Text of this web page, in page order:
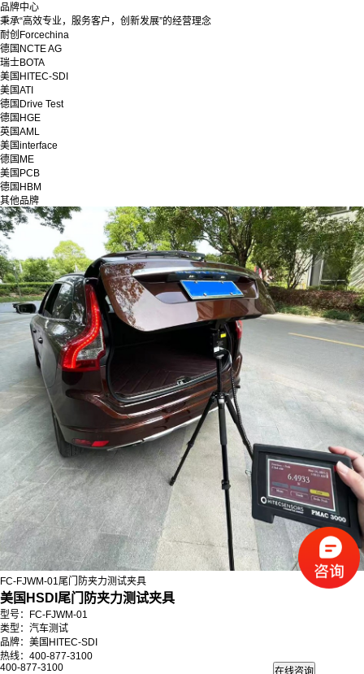
品牌中心
秉承“高效专业，服务客户，创新发展”的经营理念
耐创Forcechina
德国NCTE AG
瑞士BOTA
美国HITEC-SDI
美国ATI
德国Drive Test
德国HGE
英国AML
美国interface
德国ME
美国PCB
德国HBM
其他品牌
FC-FJWM-01尾门防夹力测试夹具
美国HSDI尾门防夹力测试夹具
型号：FC-FJWM-01
类型：汽车测试
品牌：美国HITEC-SDI
热线：400-877-3100
400-877-3100